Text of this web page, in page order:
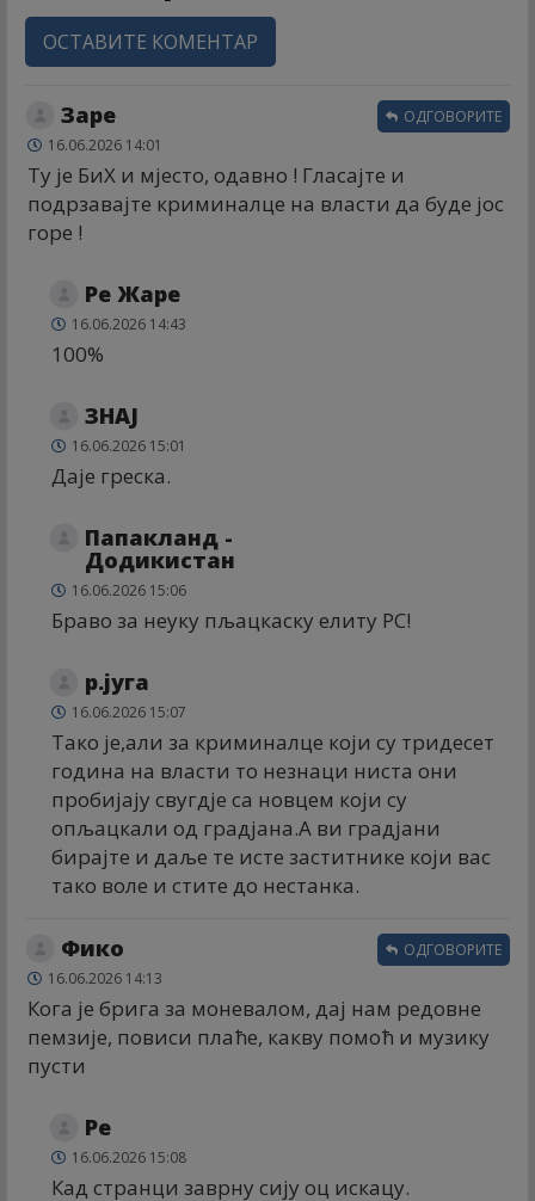
ОСТАВИТЕ КОМЕНТАР
Заре
16.06.2026 14:01
Ту је БиХ и мјесто, одавно ! Гласајте и
подрзавајте криминалце на власти да буде јос
горе !
ОДГОВОРИТЕ
Ре Жаре
16.06.2026 14:43
100%
ЗНАЈ
16.06.2026 15:01
Даје греска.
Папакланд -
Додикистан
16.06.2026 15:06
Браво за неуку пљацкаску елиту РС!
р.југа
16.06.2026 15:07
Тако је,али за криминалце који су тридесет
година на власти то незнаци ниста они
пробијају свугдје са новцем који су
опљацкали од градјана.А ви градјани
бирајте и даље те исте заститнике који вас
тако воле и стите до нестанка.
Фико
16.06.2026 14:13
Кога је брига за моневалом, дај нам редовне
пемзије, повиси плаће, какву помоћ и музику
пусти
ОДГОВОРИТЕ
Ре
16.06.2026 15:08
Кад странци заврну сију оц искацу.